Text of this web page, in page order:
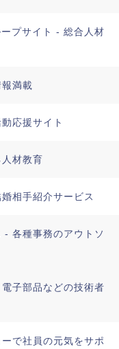
プサイト - 総合人材
満載
応援サイト
材教育
相手紹介サービス
- 各種事務のアウトソ
子部品などの技術者
で社員の元気をサポ